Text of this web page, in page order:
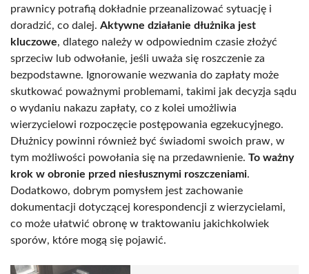
prawnicy potrafią dokładnie przeanalizować sytuację i
doradzić, co dalej. Aktywne działanie dłużnika jest
kluczowe, dlatego należy w odpowiednim czasie złożyć
sprzeciw lub odwołanie, jeśli uważa się roszczenie za
bezpodstawne. Ignorowanie wezwania do zapłaty może
skutkować poważnymi problemami, takimi jak decyzja sądu
o wydaniu nakazu zapłaty, co z kolei umożliwia
wierzycielowi rozpoczęcie postępowania egzekucyjnego.
Dłużnicy powinni również być świadomi swoich praw, w
tym możliwości powołania się na przedawnienie. To ważny
krok w obronie przed niesłusznymi roszczeniami.
Dodatkowo, dobrym pomysłem jest zachowanie
dokumentacji dotyczącej korespondencji z wierzycielami,
co może ułatwić obronę w traktowaniu jakichkolwiek
sporów, które mogą się pojawić.